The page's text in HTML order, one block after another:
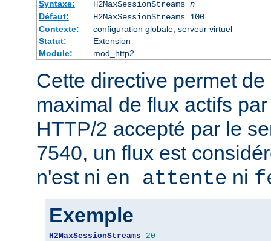
Syntaxe: H2MaxSessionStreams n
Défaut:
H2MaxSessionStreams 100
Contexte:
configuration globale, serveur virtuel
Statut:
Extension
Module:
mod_http2
Cette directive permet
maximal de flux actifs
HTTP/2 accepté par le
7540, un flux est
n'est ni en attente ni
Exemple
H2MaxSessionStreams 20